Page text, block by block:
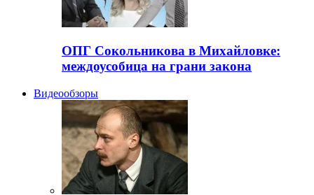
ОПГ Сокольникова в Михайловке:
междоусобица на грани закона
Видеообзоры